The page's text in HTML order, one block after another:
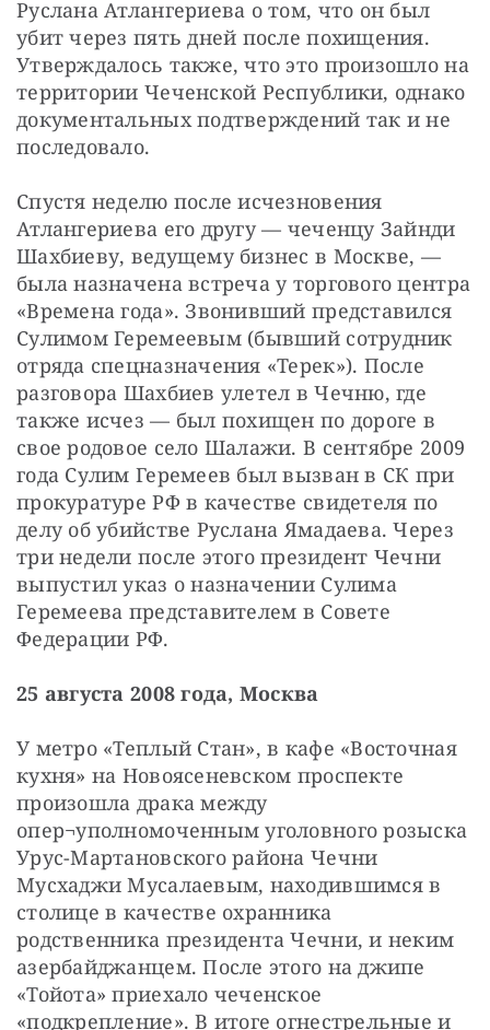
Руслана Атлангериева о том, что он был
убит через пять дней после похищения.
Утверждалось также, что это произошло на
территории Чеченской Республики, однако
документальных подтверждений так и не
последовало.
Спустя неделю после исчезновения
Атлангериева его другу — чеченцу Зайнди
Шахбиеву, ведущему бизнес в Москве, —
была назначена встреча у торгового центра
«Времена года». Звонивший представился
Сулимом Геремеевым (бывший сотрудник
отряда спецназначения «Терек»). После
разговора Шахбиев улетел в Чечню, где
также исчез — был похищен по дороге в
свое родовое село Шалажи. В сентябре 2009
года Сулим Геремеев был вызван в СК при
прокуратуре РФ в качестве свидетеля по
делу об убийстве Руслана Ямадаева. Через
три недели после этого президент Чечни
выпустил указ о назначении Сулима
Геремеева представителем в Совете
Федерации РФ.
25 августа 2008 года, Москва
У метро «Теплый Стан», в кафе «Восточная
кухня» на Новоясеневском проспекте
произошла драка между
опер¬уполномоченным уголовного розыска
Урус-Мартановского района Чечни
Мусхаджи Мусалаевым, находившимся в
столице в качестве охранника
родственника президента Чечни, и неким
азербайджанцем. После этого на джипе
«Тойота» приехало чеченское
«подкрепление». В итоге огнестрельные и